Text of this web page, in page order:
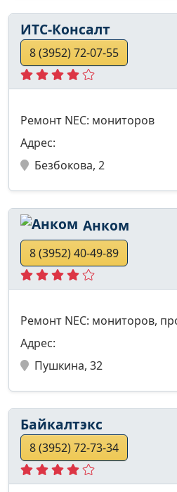
ИТС-Консалт
8 (3952) 72-07-55
Ремонт NEC: мониторов
Адрес:
Безбокова, 2
Анком
8 (3952) 40-49-89
Ремонт NEC: мониторов,
Адрес:
Пушкина, 32
Байкалтэкс
8 (3952) 72-73-34